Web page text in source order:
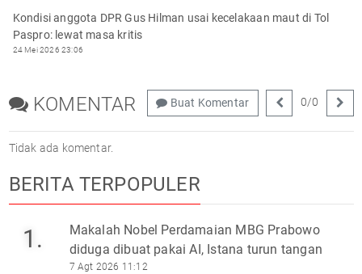
Kondisi anggota DPR Gus Hilman usai kecelakaan maut di Tol
Paspro: lewat masa kritis
24 Mei 2026 23:06
KOMENTAR Buat Komentar 0/0
Tidak ada komentar.
BERITA TERPOPULER
1.
Makalah Nobel Perdamaian MBG Prabowo
diduga dibuat pakai AI, Istana turun tangan
7 Agt 2026 11:12